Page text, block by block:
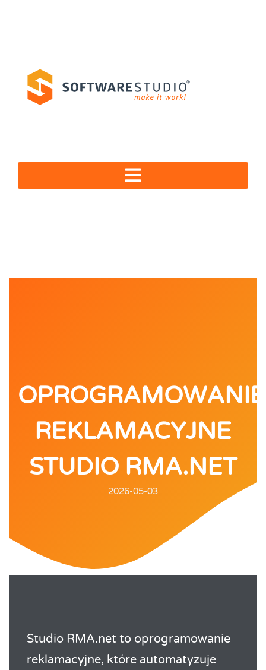
OPROGRAMOWANIE
REKLAMACYJNE
STUDIO RMA.NET
2026-05-03
Studio RMA.net to oprogramowanie
reklamacyjne, które automatyzuje